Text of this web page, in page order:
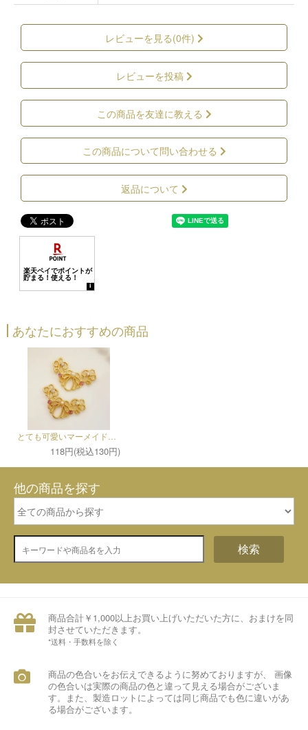
レビューを見る(0件)
レビューを投稿
この商品を友達に教える
この商品について問い合わせる
返品について
あなたにおすすめの商品
とても可愛いマーメイドコネクター（1個）
118円(税込130円)
他の商品を探す
検索
商品合計￥1,000以上お買い上げいただいた方に、おまけを同
封させていただきます。
*送料・手数料を除く
商品の色合いをお伝えできるように努めておりますが、 画像
の色合いは実際の商品の色と違って見える場合がございま
す。また、製造ロットによっては同じ商品でも色に違いがあ
る場合がございます。